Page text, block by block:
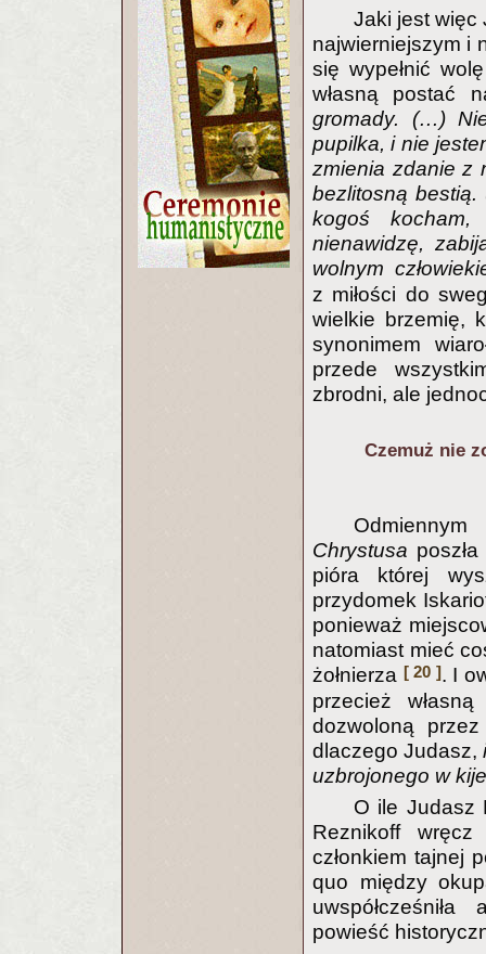
Jaki jest więc
najwierniejszym i
się wypełnić
własną postać
gromady. (…)
pupilka, i nie
zmienia zdanie z
bezlitosną
kogoś
nienawidzę,
wolnym
z miłości do
wielkie brzemię,
synonimem
przede
zbrodni, ale
Czemuż nie
Chrystusa
pióra której
przydomek
ponieważ
natomiast mieć
żołnierza [ 20 ]. I
przecież
dozwoloną
dlaczego Judasz,
uzbrojonego w
O ile Judasz
Reznikoff
członkiem tajnej
quo między
powieść